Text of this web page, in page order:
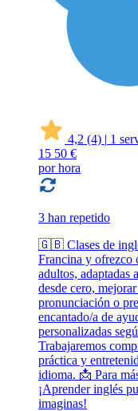
4,2 (4) | 1
15 50 €
por hora
3 han repetido
🇬🇧 Clases de
Francina y ofrezco
adultos, adaptadas
desde cero,
pronunciación o
encantado/a de
personalizadas
Trabajaremos
práctica y
idioma. 📩 Para
¡Aprender inglés
imaginas!